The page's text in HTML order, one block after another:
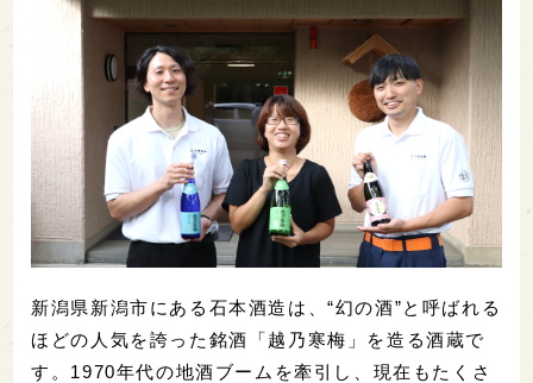
新潟県新潟市にある石本酒造は、“幻の酒”と呼ばれる
ほどの人気を誇った銘酒「越乃寒梅」を造る酒蔵で
す。1970年代の地酒ブームを牽引し、現在もたくさ